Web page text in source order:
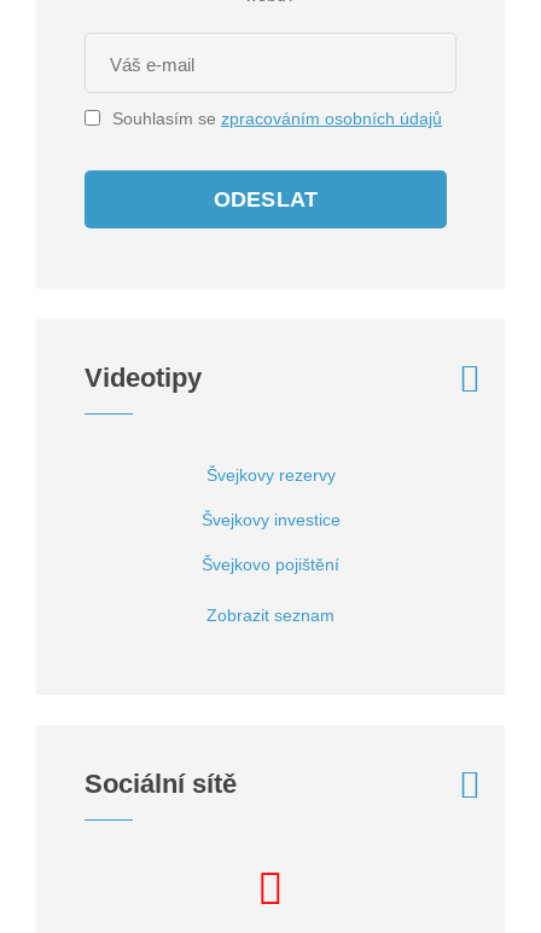
Souhlasím se zpracováním osobních údajů
ODESLAT
Videotipy
Švejkovy rezervy
Švejkovy investice
Švejkovo pojištění
Zobrazit seznam
Sociální sítě